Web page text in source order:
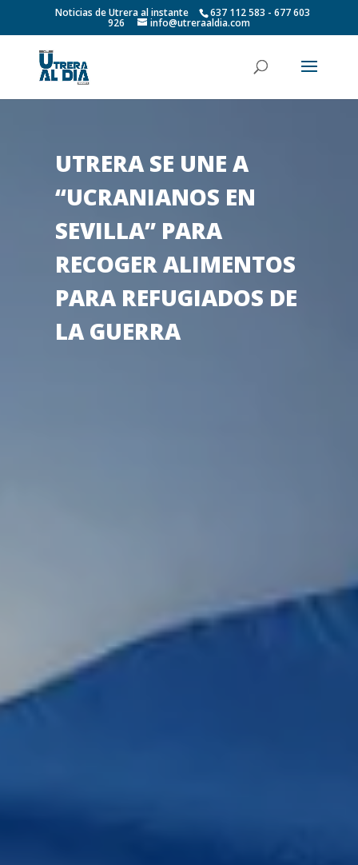
Noticias de Utrera al instante 637 112 583 - 677 603
926 info@utreraaldia.com
UTRERA SE UNE A
“UCRANIANOS EN
SEVILLA” PARA
RECOGER ALIMENTOS
PARA REFUGIADOS DE
LA GUERRA